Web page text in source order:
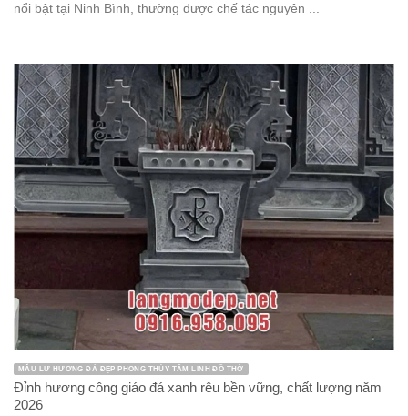
nổi bật tại Ninh Bình, thường được chế tác nguyên ...
MẪU LƯ HƯƠNG ĐÁ ĐẸP PHONG THỦY TÂM LINH ĐỒ THỜ
Đỉnh hương công giáo đá xanh rêu bền vững, chất lượng năm
2026